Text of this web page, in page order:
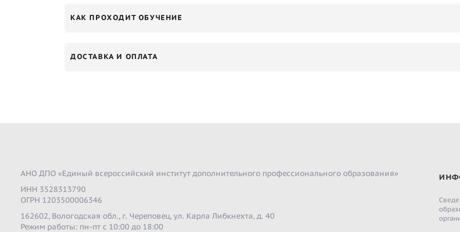
КАК ПРОХОДИТ ОБУЧЕНИЕ
ДОСТАВКА И ОПЛАТА
АНО ДПО «Единый всероссийский институт дополнительного профессионального образования»
ИНН 3528313790
ОГРН 1203500006346
162602, Вологодская обл., г. Череповец, ул. Карла Либкнехта, д. 40
Режим работы: пн-пт с 10:00 до 18:00